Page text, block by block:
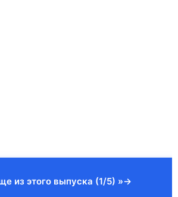
из этого выпуска (1/5) »